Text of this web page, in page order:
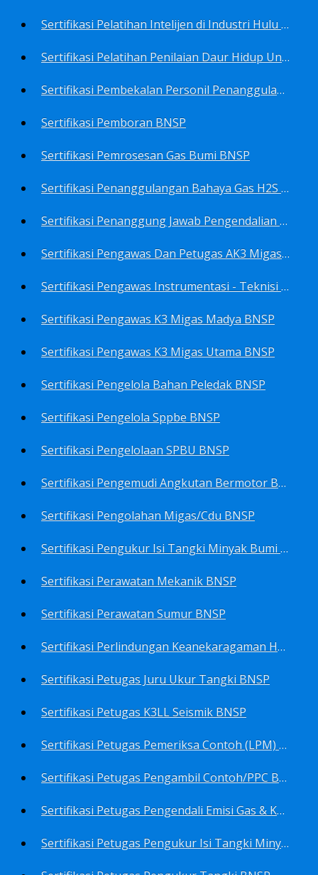
Sertifikasi Pelatihan Intelijen di Industri Hulu Minyak dan Gas Bumi BNSP
Sertifikasi Pelatihan Penilaian Daur Hidup Untuk PROPER (Life Cycle Asssment) BNSP
Sertifikasi Pembekalan Personil Penanggulangan Pencemaran Tingkat On-Scene Commander (IMO Level 2) BNSP
Sertifikasi Pemboran BNSP
Sertifikasi Pemrosesan Gas Bumi BNSP
Sertifikasi Penanggulangan Bahaya Gas H2S BNSP
Sertifikasi Penanggung Jawab Pengendalian Pencemaran Udara BNSP
Sertifikasi Pengawas Dan Petugas AK3 Migas BNSP
Sertifikasi Pengawas Instrumentasi - Teknisi Instrumentasi Tingkat 1 Dan 2 BNSP
Sertifikasi Pengawas K3 Migas Madya BNSP
Sertifikasi Pengawas K3 Migas Utama BNSP
Sertifikasi Pengelola Bahan Peledak BNSP
Sertifikasi Pengelola Sppbe BNSP
Sertifikasi Pengelolaan SPBU BNSP
Sertifikasi Pengemudi Angkutan Bermotor BNSP
Sertifikasi Pengolahan Migas/Cdu BNSP
Sertifikasi Pengukur Isi Tangki Minyak Bumi Dan Hasil Olahan BNSP
Sertifikasi Perawatan Mekanik BNSP
Sertifikasi Perawatan Sumur BNSP
Sertifikasi Perlindungan Keanekaragaman Hayati BNSP
Sertifikasi Petugas Juru Ukur Tangki BNSP
Sertifikasi Petugas K3LL Seismik BNSP
Sertifikasi Petugas Pemeriksa Contoh (LPM) Minyak Mentah BNSP
Sertifikasi Petugas Pengambil Contoh/PPC BNSP
Sertifikasi Petugas Pengendali Emisi Gas & Kebisingan Industri Migas BNSP
Sertifikasi Petugas Pengukur Isi Tangki Minyak Bumi dan Hasil Olahan BNSP